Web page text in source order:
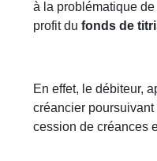
à la problématique
profit dufonds de
En effet, le débiteur,
créancier poursuivant
cession de créances